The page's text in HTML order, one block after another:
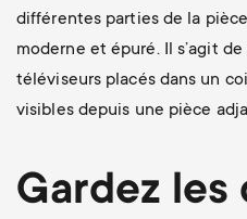
différentes parties de la
moderne et épuré. Il s’agit
téléviseurs placés dans un
visibles depuis une pièce
Gardez